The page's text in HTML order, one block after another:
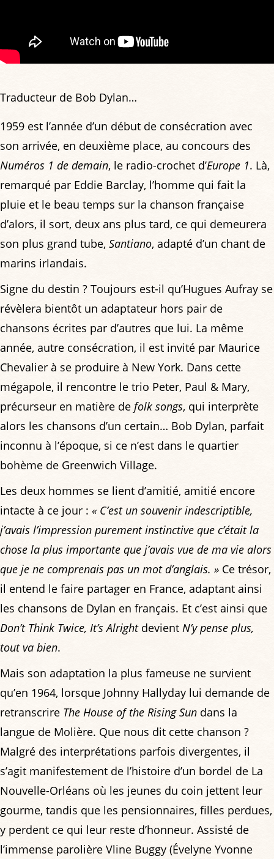
Traducteur de Bob Dylan…
1959 est l’année d’un début de consécration avec
son arrivée, en deuxième place, au concours des
Numéros 1 de demain, le radio-crochet d’Europe 1. Là,
remarqué par Eddie Barclay, l’homme qui fait la
pluie et le beau temps sur la chanson française
d’alors, il sort, deux ans plus tard, ce qui demeurera
son plus grand tube, Santiano, adapté d’un chant de
marins irlandais.
Signe du destin ? Toujours est-il qu’Hugues Aufray se
révèlera bientôt un adaptateur hors pair de
chansons écrites par d’autres que lui. La même
année, autre consécration, il est invité par Maurice
Chevalier à se produire à New York. Dans cette
mégapole, il rencontre le trio Peter, Paul & Mary,
précurseur en matière de folk songs, qui interprète
alors les chansons d’un certain… Bob Dylan, parfait
inconnu à l’époque, si ce n’est dans le quartier
bohème de Greenwich Village.
Les deux hommes se lient d’amitié, amitié encore
intacte à ce jour : « C’est un souvenir indescriptible,
j’avais l’impression purement instinctive que c’était la
chose la plus importante que j’avais vue de ma vie alors
que je ne comprenais pas un mot d’anglais. » Ce trésor,
il entend le faire partager en France, adaptant ainsi
les chansons de Dylan en français. Et c’est ainsi que
Don’t Think Twice, It’s Alrightdevient N’y pense plus,
tout va bien.
Mais son adaptation la plus fameuse ne survient
qu’en 1964, lorsque Johnny Hallyday lui demande de
retranscrire The House of the Rising Sun dans la
langue de Molière. Que nous dit cette chanson ?
Malgré des interprétations parfois divergentes, il
s’agit manifestement de l’histoire d’un bordel de La
Nouvelle-Orléans où les jeunes du coin jettent leur
gourme, tandis que les pensionnaires, filles perdues,
y perdent ce qui leur reste d’honneur. Assisté de
l’immense parolière Vline Buggy (Évelyne Yvonne